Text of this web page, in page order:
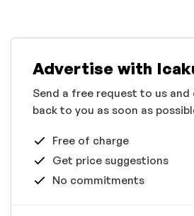
Advertise with
Send a free request to us
back to you as soon as
Free of charge
Get price suggestions
No commitments